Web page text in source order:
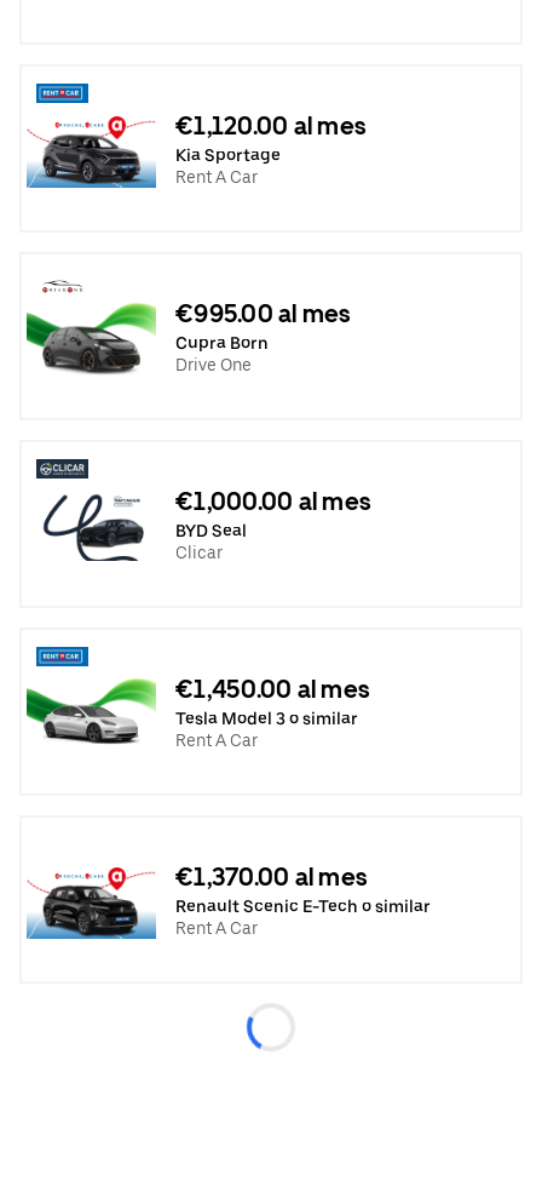
€1,120.00 al mes
Kia Sportage
Rent A Car
€995.00 al mes
Cupra Born
Drive One
€1,000.00 al mes
BYD Seal
Clicar
€1,450.00 al mes
Tesla Model 3 o similar
Rent A Car
€1,370.00 al mes
Renault Scenic E-Tech o similar
Rent A Car